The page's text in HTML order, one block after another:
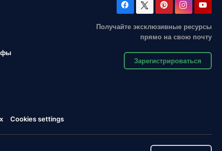
Получайте эксклюзивные ресурсы
прямо на свою почту
Зарегистрироваться
Cookies settings